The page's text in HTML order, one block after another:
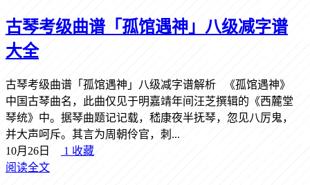
古琴考级曲谱「孤馆遇神」八级减字谱
大全
古琴考级曲谱「孤馆遇神」八级减字谱解析 《孤馆遇神》
中国古琴曲名，此曲仅见于明嘉靖年间汪芝撰辑的《西麓堂
琴统》中。据琴曲题记记载，嵇康夜半抚琴，忽见八厉鬼，
并大声呵斥。其言为周朝伶官，刺...
10月26日
1 收藏
阅读全文